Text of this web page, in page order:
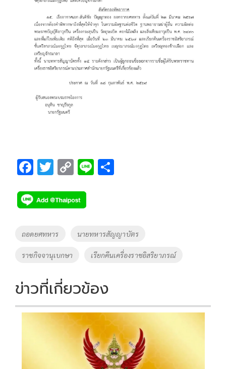
F
e
b
o
o
k
T
tt
er
C
p
y
Li
Li
Tags
ถอดยศทหาร นายทหารสัญญาบัตร
ราชกิจจานุเบกษา เรียกคืนเครื่องราชอิสริยาภรณ์
ข่าวที่เกี่ยวข้อง